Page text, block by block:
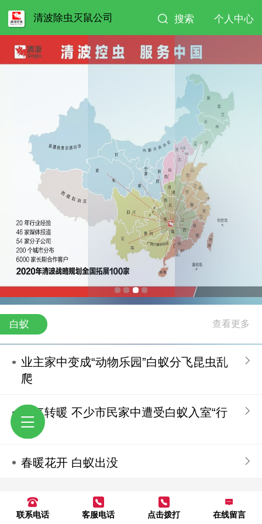
清波除虫灭鼠公司 搜索 个人中心
白蚁
业主家中变成“动物乐园”白蚁分飞昆虫乱
爬
天气转暖 不少市民家中遭受白蚁入室“行
凶”
春暖花开 白蚁出没
地 址：黄石市西塞山区月亮山新103-1号
电话：
13477759855 手机：15871182621
联系电话 客服电话 点击拨打 在线留言